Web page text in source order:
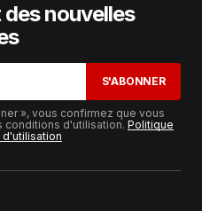
nouvelles
S'ABONNER
», vous confirmez que vous
conditions d'utilisation. Politique